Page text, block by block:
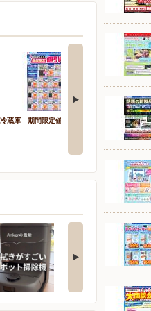
冷蔵庫 期間限定値引き
『ぽこ
ら、いま
Ankerの最新！水拭
がすごいロボット…